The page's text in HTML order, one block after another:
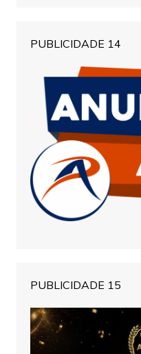
PUBLICIDADE 14
PUBLICIDADE 15